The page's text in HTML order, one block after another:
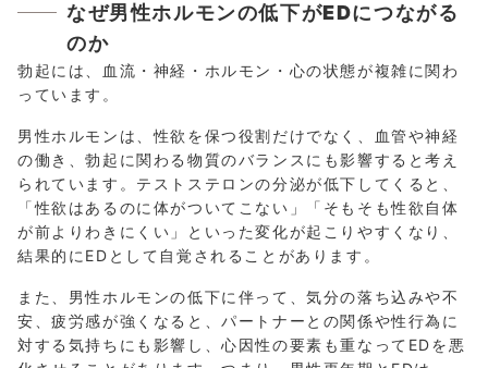
なぜ男性ホルモンの低下がEDにつながる
のか
勃起には、血流・神経・ホルモン・心の状態が複雑に関わ
っています。
男性ホルモンは、性欲を保つ役割だけでなく、血管や神経
の働き、勃起に関わる物質のバランスにも影響すると考え
られています。テストステロンの分泌が低下してくると、
「性欲はあるのに体がついてこない」「そもそも性欲自体
が前よりわきにくい」といった変化が起こりやすくなり、
結果的にEDとして自覚されることがあります。
また、男性ホルモンの低下に伴って、気分の落ち込みや不
安、疲労感が強くなると、パートナーとの関係や性行為に
対する気持ちにも影響し、心因性の要素も重なってEDを悪